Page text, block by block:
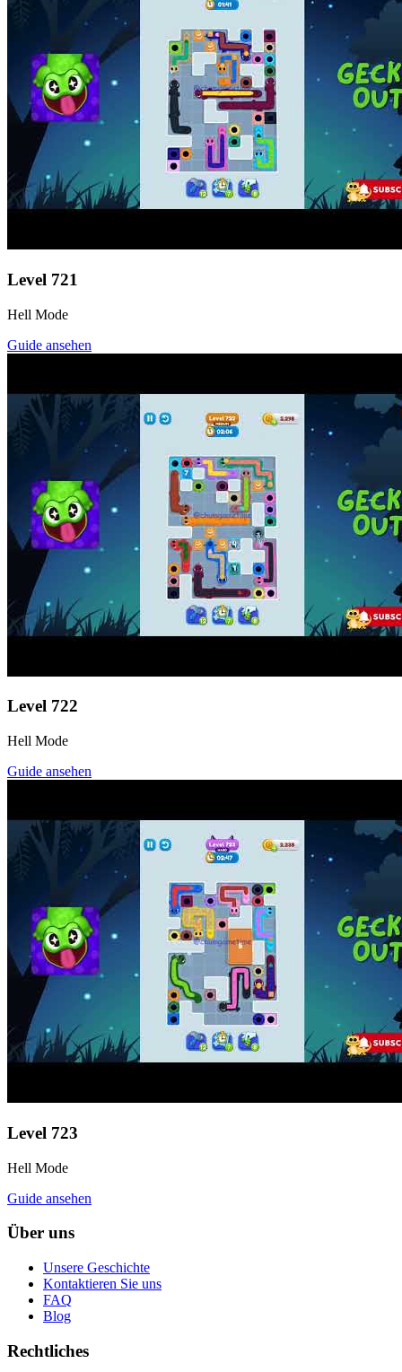
Level 721
Hell Mode
Guide ansehen
Level 722
Hell Mode
Guide ansehen
Level 723
Hell Mode
Guide ansehen
Über uns
Unsere Geschichte
Kontaktieren Sie uns
FAQ
Blog
Rechtliches